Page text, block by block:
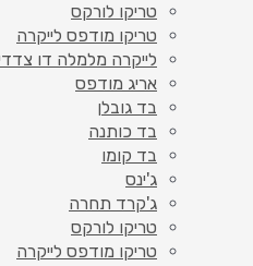
טריקו לורקס
טריקו מודפס לייקרה
לייקרה מלמלה דו צדדי
אריג מודפס
בד גובלן
בד כותנה
בד קומו
ג'ינס
ג'קרד תחרה
טריקו לורקס
טריקו מודפס לייקרה